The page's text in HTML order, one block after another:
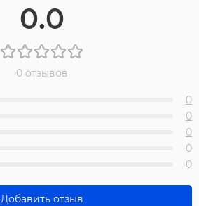
0.0
0 отзывов
0
0
0
0
0
Добавить отзыв